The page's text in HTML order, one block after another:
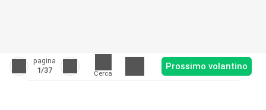
pagina
1/37 Cerca
Prossimo volantino